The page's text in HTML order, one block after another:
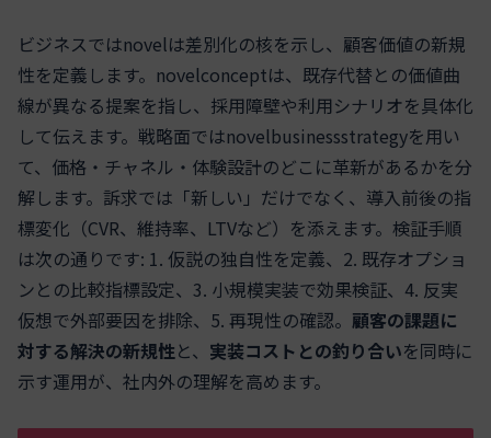
ビジネスではnovelは差別化の核を示し、顧客価値の新規
性を定義します。novelconceptは、既存代替との価値曲
線が異なる提案を指し、採用障壁や利用シナリオを具体化
して伝えます。戦略面ではnovelbusinessstrategyを用い
て、価格・チャネル・体験設計のどこに革新があるかを分
解します。訴求では「新しい」だけでなく、導入前後の指
標変化（CVR、維持率、LTVなど）を添えます。検証手順
は次の通りです: 1. 仮説の独自性を定義、2. 既存オプショ
ンとの比較指標設定、3. 小規模実装で効果検証、4. 反実
仮想で外部要因を排除、5. 再現性の確認。 顧客の課題に
対する解決の新規性と、 実装コストとの釣り合いを同時に
示す運用が、社内外の理解を高めます。